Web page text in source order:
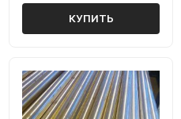
КУПИТЬ